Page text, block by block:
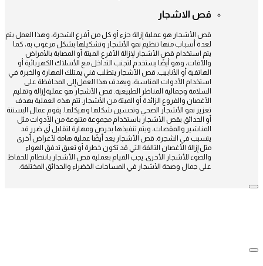
قص الاشجار
قص الأشجار هو عملية إزالة جزء أو كل من أفرع الشجرة، وهذا العمل يتم
لعدة أسباب منها تنظيم نمو الأشجار وتشكيلها بشكل مرغوب به، كما
يتم استخدام قص الأشجار لإزالة الأفرع الميتة أو المصابة بالأمراض
والآفات، وهو أيضًا يستخدم لتجنب التداخل مع الأسلاك الكهربائية أو
الهاتفية أو الأنابيب. قص الأشجار يتطلب فني يمتلك المهارة والخبرة في
استخدام الأدوات المناسبة، ويهدف هذا العمل إلى المحافظة على
السلامة وجمالية المناظر الطبيعية. قص الأشجار هو عملية إزالة وتقليم
الأغصان والفروع الزائدة أو الميتة من الأشجار. تتم هذه العملية بهدف
تعزيز نمو الأشجار الصحي وتحسين شكلها وهيكلها. يقوم عمال البستنة
أو الحدائق بقص الأشجار باستخدام مجموعة متنوعة من الأدوات مثل
المناشير والمقصات، ويتم تنفيذها بحرص ومهارة لتقليل أي ضرر قد
يتسبب في الشجرة. قص الأشجار يعد أيضًا عملية هامة لأغراض أخرى
مثل إزالة الأغصان التالفة التي قد تكون خطرة أو تعيق تدفق الهواء
والضوء للأشجار الأخرى. يجب القيام بعملية قص الأشجار بانتظام للحفاظ
على جمال وصحة الأشجار في المساحات الخضراء والحدائق المختلفة.